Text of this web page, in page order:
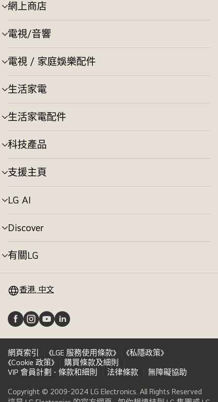
網上商店
選
單
切
換
電視/音響
選
單
切
換
電視 / 家庭娛樂配件
選
單
切
換
生活家電
選
單
切
換
生活家電配件
選
單
切
換
科技產品
選
單
切
換
支援主頁
選
單
切
換
LG AI
選
單
切
換
Discover
選
單
切
換
有關LG
選
換 香港, 中文
網頁索引 《LGE 服務使用條款》
《私隱政策》
《Cookie 政策》
購買條款及細則
VIP 會員計劃 - 條款和細則
法律條款 無障礙協助
Copyright © 2009-2024 LG Electronics. All Rights Reserved